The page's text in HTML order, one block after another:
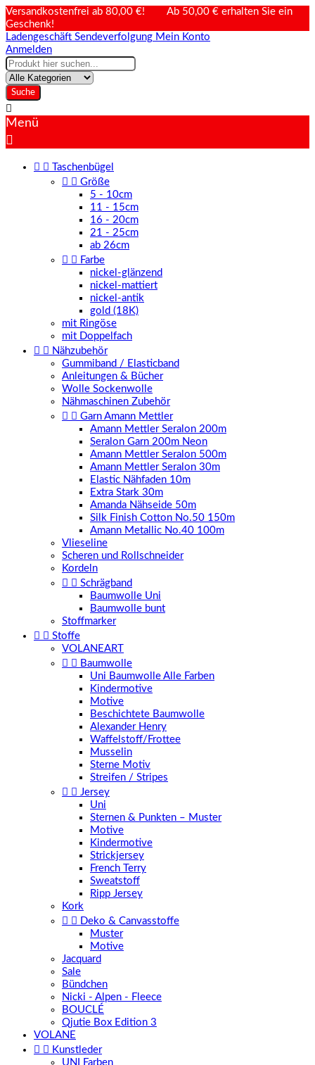
Versandkostenfrei ab 80,00 €! Ab 50,00 € erhalten Sie ein
Geschenk!
Ladengeschäft Sendeverfolgung Mein Konto
Anmelden
Suche

Menü

 
Taschenbügel
  Größe
5 - 10cm
11 - 15cm
16 - 20cm
21 - 25cm
ab 26cm
  Farbe
nickel-glänzend
nickel-mattiert
nickel-antik
gold (18K)
mit Ringöse
mit Doppelfach
  Nähzubehör
Gummiband / Elasticband
Anleitungen & Bücher
Wolle Sockenwolle
Nähmaschinen Zubehör
  Garn Amann Mettler
Amann Mettler Seralon 200m
Seralon Garn 200m Neon
Amann Mettler Seralon 500m
Amann Mettler Seralon 30m
Elastic Nähfaden 10m
Extra Stark 30m
Amanda Nähseide 50m
Silk Finish Cotton No.50 150m
Amann Metallic No.40 100m
Vlieseline
Scheren und Rollschneider
Kordeln
  Schrägband
Baumwolle Uni
Baumwolle bunt
Stoffmarker
  Stoffe
VOLANEART
  Baumwolle
Uni Baumwolle Alle Farben
Kindermotive
Motive
Beschichtete Baumwolle
Alexander Henry
Waffelstoff/Frottee
Musselin
Sterne Motiv
Streifen / Stripes
  Jersey
Uni
Sternen & Punkten – Muster
Motive
Kindermotive
Strickjersey
French Terry
Sweatstoff
Ripp Jersey
Kork
  Deko & Canvasstoffe
Muster
Motive
Jacquard
Sale
Bündchen
Nicki - Alpen - Fleece
BOUCLÉ
Qjutie Box Edition 3
VOLANE
  Kunstleder
UNI Farben